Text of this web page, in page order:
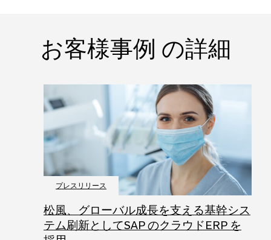
お客様事例 の詳細
プレスリリース
松風、グローバル成長を支える基幹シス
テム刷新としてSAP のクラウドERP を